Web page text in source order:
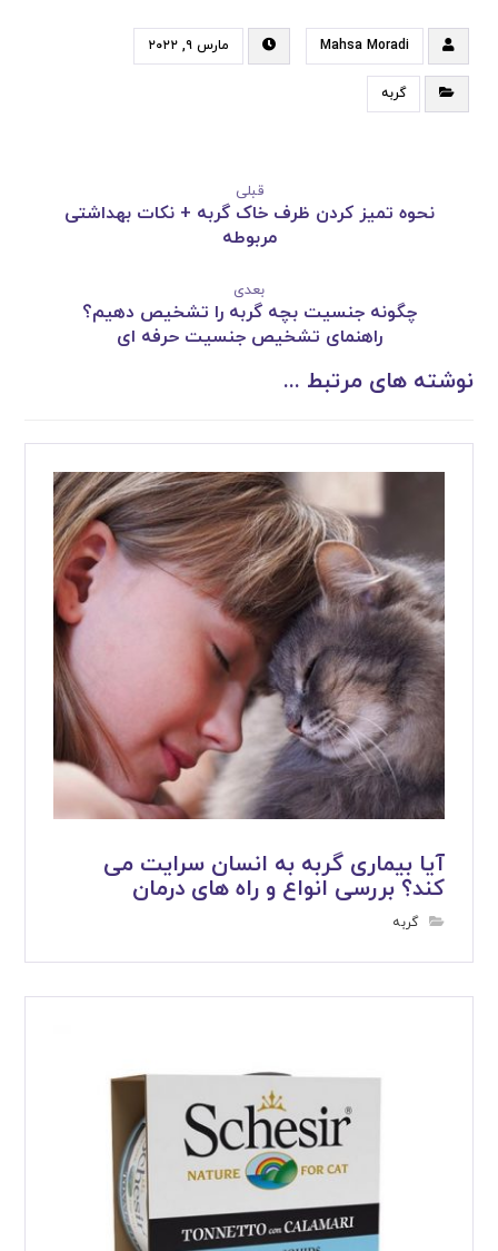
Mahsa Moradi مارس ۹, ۲۰۲۲
گربه
قبلی
نحوه تمیز کردن ظرف خاک گربه + نکات بهداشتی
مربوطه
بعدی
چگونه جنسیت بچه گربه را تشخیص دهیم؟
راهنمای تشخیص جنسیت حرفه ای
نوشته های مرتبط ...
آیا بیماری گربه به انسان سرایت می
کند؟ بررسی انواع و راه های درمان
گربه